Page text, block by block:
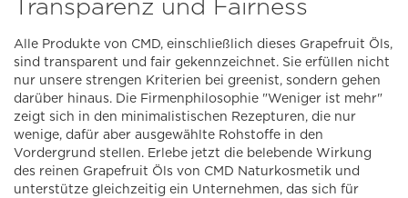
Transparenz und Fairness
Alle Produkte von CMD, einschließlich dieses Grapefruit Öls,
sind transparent und fair gekennzeichnet. Sie erfüllen nicht
nur unsere strengen Kriterien bei greenist, sondern gehen
darüber hinaus. Die Firmenphilosophie "Weniger ist mehr"
zeigt sich in den minimalistischen Rezepturen, die nur
wenige, dafür aber ausgewählte Rohstoffe in den
Vordergrund stellen. Erlebe jetzt die belebende Wirkung
des reinen Grapefruit Öls von CMD Naturkosmetik und
unterstütze gleichzeitig ein Unternehmen, das sich für